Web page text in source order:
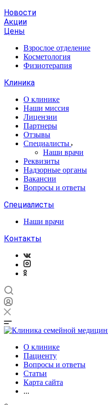
Новости
Акции
Цены
Взрослое отделение
Косметология
Физиотерапия
Клиника
О клинике
Наши миссия
Лицензии
Партнеры
Отзывы
Специалисты
Наши врачи
Реквизиты
Надзорные органы
Вакансии
Вопросы и ответы
Специалисты
Наши врачи
Контакты
О клинике
Пациенту
Вопросы и ответы
Статьи
Карта сайта
...